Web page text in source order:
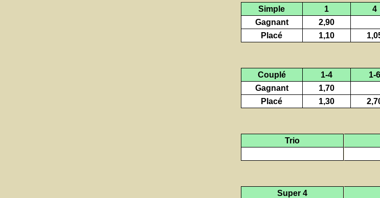
Simple 1 4
Gagnant
2,90
Placé
1,10
Couplé 1-4 1-6
Gagnant
1,70
Placé
1,30
Trio
Super 4